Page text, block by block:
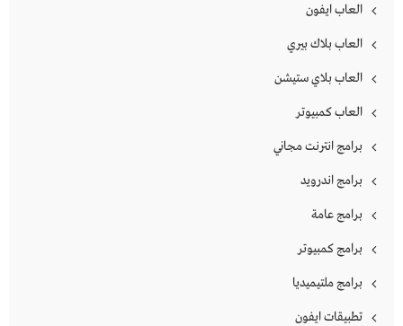
العاب ايفون
العاب بلاك بيري
العاب بلاي ستيشن
العاب كمبيوتر
برامج انترنت مجاني
برامج اندرويد
برامج عامة
برامج كمبيوتر
برامج ملتيميديا
تطبيقات ايفون